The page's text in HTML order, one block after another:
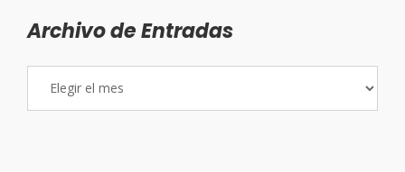
Archivo de Entradas